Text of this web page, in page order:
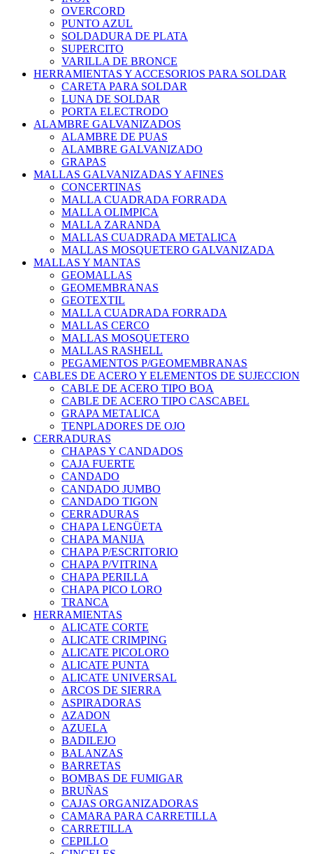
OVERCORD
PUNTO AZUL
SOLDADURA DE PLATA
SUPERCITO
VARILLA DE BRONCE
HERRAMIENTAS Y ACCESORIOS PARA SOLDAR
CARETA PARA SOLDAR
LUNA DE SOLDAR
PORTA ELECTRODO
ALAMBRE GALVANIZADOS
ALAMBRE DE PUAS
ALAMBRE GALVANIZADO
GRAPAS
MALLAS GALVANIZADAS Y AFINES
CONCERTINAS
MALLA CUADRADA FORRADA
MALLA OLIMPICA
MALLA ZARANDA
MALLAS CUADRADA METALICA
MALLAS MOSQUETERO GALVANIZADA
MALLAS Y MANTAS
GEOMALLAS
GEOMEMBRANAS
GEOTEXTIL
MALLA CUADRADA FORRADA
MALLAS CERCO
MALLAS MOSQUETERO
MALLAS RASHELL
PEGAMENTOS P/GEOMEMBRANAS
CABLES DE ACERO Y ELEMENTOS DE SUJECCION
CABLE DE ACERO TIPO BOA
CABLE DE ACERO TIPO CASCABEL
GRAPA METALICA
TENPLADORES DE OJO
CERRADURAS
CHAPAS Y CANDADOS
CAJA FUERTE
CANDADO
CANDADO JUMBO
CANDADO TIGON
CERRADURAS
CHAPA LENGÜETA
CHAPA MANIJA
CHAPA P/ESCRITORIO
CHAPA P/VITRINA
CHAPA PERILLA
CHAPA PICO LORO
TRANCA
HERRAMIENTAS
ALICATE CORTE
ALICATE CRIMPING
ALICATE PICOLORO
ALICATE PUNTA
ALICATE UNIVERSAL
ARCOS DE SIERRA
ASPIRADORAS
AZADON
AZUELA
BADILEJO
BALANZAS
BARRETAS
BOMBAS DE FUMIGAR
BRUÑAS
CAJAS ORGANIZADORAS
CAMARA PARA CARRETILLA
CARRETILLA
CEPILLO